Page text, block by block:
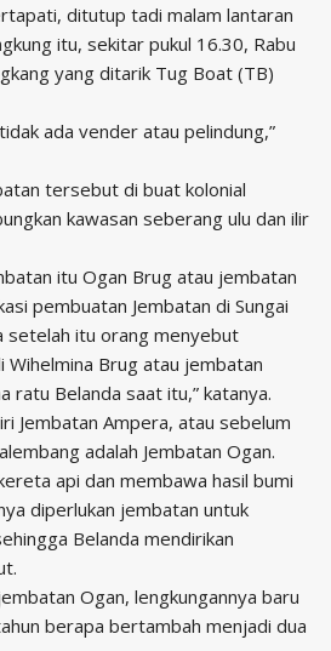
ditutup tadi malam lantaran
itu, sekitar pukul 16.30, Rabu
yang ditarik Tug Boat (TB)
ada vender atau pelindung,”
tersebut di buat kolonial
kawasan seberang ulu dan ilir
itu Ogan Brug atau jembatan
pembuatan Jembatan di Sungai
setelah itu orang menyebut
Wihelmina Brug atau jembatan
ratu Belanda saat itu,” katanya.
Jembatan Ampera, atau sebelum
adalah Jembatan Ogan.
api dan membawa hasil bumi
diperlukan jembatan untuk
Belanda mendirikan
Ogan, lengkungannya baru
berapa bertambah menjadi dua